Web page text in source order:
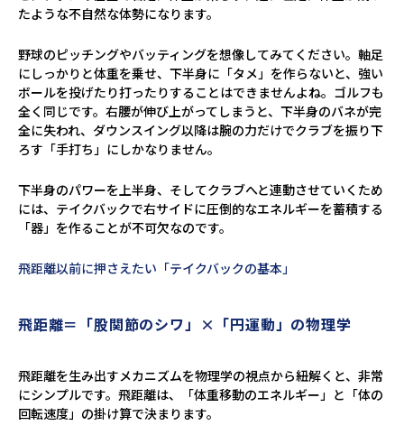
たような不自然な体勢になります。
野球のピッチングやバッティングを想像してみてください。軸足
にしっかりと体重を乗せ、下半身に「タメ」を作らないと、強い
ボールを投げたり打ったりすることはできませんよね。ゴルフも
全く同じです。右腰が伸び上がってしまうと、下半身のバネが完
全に失われ、ダウンスイング以降は腕の力だけでクラブを振り下
ろす「手打ち」にしかなりません。
下半身のパワーを上半身、そしてクラブへと連動させていくため
には、テイクバックで右サイドに圧倒的なエネルギーを蓄積する
「器」を作ることが不可欠なのです。
飛距離以前に押さえたい「テイクバックの基本」
飛距離＝「股関節のシワ」×「円運動」の物理学
飛距離を生み出すメカニズムを物理学の視点から紐解くと、非常
にシンプルです。飛距離は、「体重移動のエネルギー」と「体の
回転速度」の掛け算で決まります。